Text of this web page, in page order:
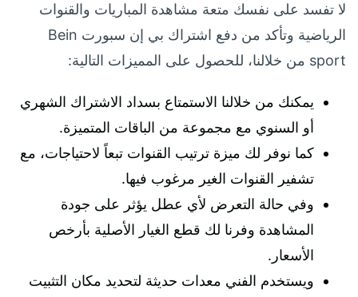
لا تفسد على نفسك متعة مشاهدة المباريات والقنوات
الرياضية وتأكد من دفع اشتراك بي إن سبورت Bein
sport من خلالنا، للحصول على المميزات التالية:
يمكنك من خلالنا الاستمتاع بسداد الاشتراك الشهري
أو السنوي مع مجموعة من الباقات المتميزة.
كما نوفر لك ميزة ترتيب القنوات تبعاً لاحتياجات، مع
تشفير القنوات الغير مرغوب فيها.
وفي حالة التعرض لأي عطل يؤثر على جودة
المشاهدة وفرنا لك قطع الغيار الأصلية بأرخص
الأسعار.
ويستخدم الفني معدات حديثة لتحديد مكان التثبيت